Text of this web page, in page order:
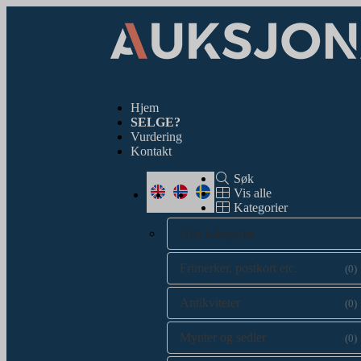
Hjem
SELGE?
Vurdering
Kontakt
Søk
Vis alle
Kategorier
Alle kategorier
Frimerker, postkort etc. (0)
Antikviteter (0)
Mynter og sedler (0)